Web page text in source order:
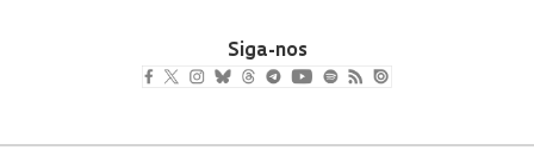
Siga-nos